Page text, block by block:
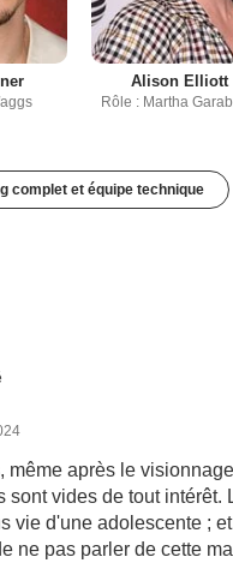
Alison Elliott
Rôle : Martha
complet et équipe technique
même après le
vides de tout intérêt.
vie d'une adolescente ;
ne pas parler de cette